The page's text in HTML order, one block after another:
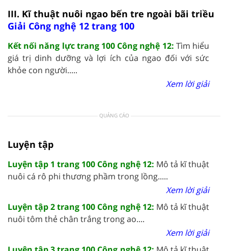
III. Kĩ thuật nuôi ngao bến tre ngoài bãi triều
Giải Công nghệ 12 trang 100
Kết nối năng lực trang 100 Công nghệ 12: Tìm hiểu
giá trị dinh dưỡng và lợi ích của ngao đối với sức
khỏe con người.....
Xem lời giải
QUẢNG CÁO
Luyện tập
Luyện tập 1 trang 100 Công nghệ 12: Mô tả kĩ thuật
nuôi cá rô phi thương phầm trong lồng.....
Xem lời giải
Luyện tập 2 trang 100 Công nghệ 12: Mô tả kĩ thuật
nuôi tôm thẻ chân trắng trong ao....
Xem lời giải